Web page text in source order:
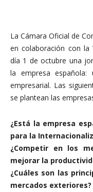
La Cámara Oficial de
en colaboración con la
día 1 de octubre una
la empresa española:
empresarial. Las
se plantean las
¿Está la empresa
para la
¿Competir en los
mejorar la
¿Cuáles son las
mercados exteriores?